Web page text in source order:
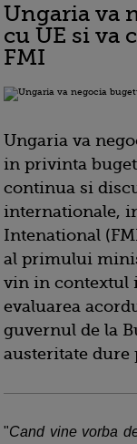
Ungaria va
cu UE si va
FMI
Ungaria va
in privinta
continua si
internationale,
Intenational
al primului
vin in contextul
evaluarea
guvernul de la
austeritate dure
"Cand vine vorba